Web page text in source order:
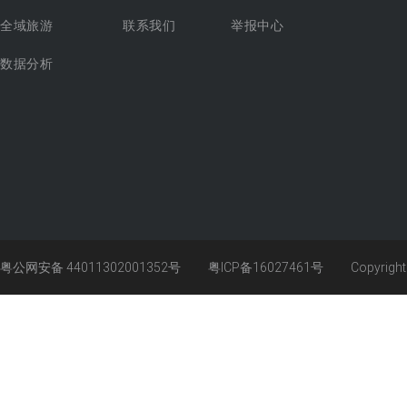
全域旅游
数据分析
联系我们 举报中心
粤公网安备 44011302001352号 粤ICP备16027461号